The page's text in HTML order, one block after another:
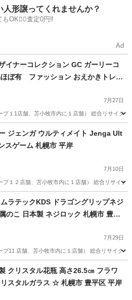
調理器具 ミヤザキ
人形譲ってくれませんか？
OK🙆‍♀️査定0円‼️
Ad
イナーコレクション GC ガーリーコ
ぼ有 ファッション おえかきトレー
台 ☆ PayPay(ペイペイ)決済可能
区 平岸 平岸店
7月27日
プ１1店舗、苫小牧市内に１店舗） 総合リサイ
おもちゃ
ジェンガ ウルティメイト Jenga Ult
スゲーム 札幌市 平岸
7月10日
プ１２店舗、苫小牧市内に１店舗） 総合リサイ
その他 ジェンガ
ラテックKDS ドラゴングリップネジ
のこ 日本製 ネジロック 札幌市 豊平
7月29日
プ11 店舗、苫小牧市内に１店舗） 総合リサイク
その他 豊平区
クリスタル花瓶 高さ26.5㎝ フラワ
スタルガラス ☆ 札幌市 豊平区 平岸